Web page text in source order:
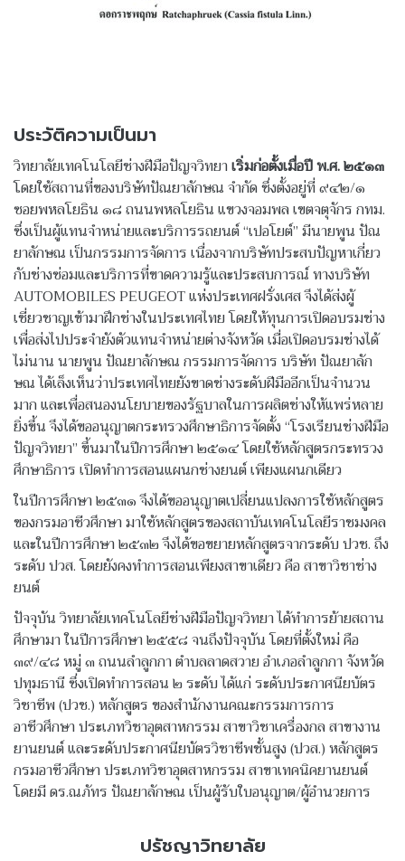
ประวัติความเป็นมา
วิทยาลัยเทคโนโลยีช่างฝีมือปัญจวิทยาเริ่มก่อตั้งเมื่อปี พ.ศ. ๒๕๑๓
โดยใช้สถานที่ของบริษัทปัณยาลักษณ จำกัด ซึ่งตั้งอยู่ที่ ๙๔๒/๑
ซอยพหลโยธิน ๑๘ ถนนพหลโยธิน แขวงจอมพล เขตจตุจักร กทม.
ซึ่งเป็นผู้แทนจำหน่ายและบริการรถยนต์ “เปอโยต์” มีนายพูน ปัณ
ยาลักษณ เป็นกรรมการจัดการ เนื่องจากบริษัทประสบปัญหาเกี่ยว
กับช่างซ่อมและบริการที่ขาดความรู้และประสบการณ์ ทางบริษัท
AUTOMOBILES PEUGEOT แห่งประเทศฝรั่งเศส จึงได้ส่งผู้
เชี่ยวชาญเข้ามาฝึกช่างในประเทศไทย โดยให้ทุนการเปิดอบรมช่าง
เพื่อส่งไปประจำยังตัวแทนจำหน่ายต่างจังหวัด เมื่อเปิดอบรมช่างได้
ไม่นาน นายพูน ปัณยาลักษณ กรรมการจัดการ บริษัท ปัณยาลัก
ษณ ได้เล็งเห็นว่าประเทศไทยยังขาดช่างระดับฝีมืออีกเป็นจำนวน
มาก และเพื่อสนองนโยบายของรัฐบาลในการผลิตช่างให้แพร่หลาย
ยิ่งขึ้น จึงได้ขออนุญาตกระทรวงศึกษาธิการจัดตั้ง “โรงเรียนช่างฝีมือ
ปัญจวิทยา” ขึ้นมาในปีการศึกษา ๒๕๑๔ โดยใช้หลักสูตรกระทรวง
ศึกษาธิการ เปิดทำการสอนแผนกช่างยนต์ เพียงแผนกเดียว
ในปีการศึกษา ๒๕๓๑ จึงได้ขออนุญาตเปลี่ยนแปลงการใช้หลักสูตร
ของกรมอาชีวศึกษา มาใช้หลักสูตรของสถาบันเทคโนโลยีราชมงคล
และในปีการศึกษา ๒๕๓๒ จึงได้ขอขยายหลักสูตรจากระดับ ปวช. ถึง
ระดับ ปวส. โดยยังคงทำการสอนเพียงสาขาเดียว คือ สาขาวิชาช่าง
ยนต์
ปัจจุบัน วิทยาลัยเทคโนโลยีช่างฝีมือปัญจวิทยา ได้ทำการย้ายสถาน
ศึกษามา ในปีการศึกษา ๒๕๕๘ จนถึงปัจจุบัน โดยที่ตั้งใหม่ คือ
๓๙/๔๘ หมู่ ๓ ถนนลำลูกกา ตำบลลาดสวาย อำเภอลำลูกกา จังหวัด
ปทุมธานี ซึ่งเปิดทำการสอน ๒ ระดับ ได้แก่ ระดับประกาศนียบัตร
วิชาชีพ (ปวช.) หลักสูตร ของสำนักงานคณะกรรมการการ
อาชีวศึกษา ประเภทวิชาอุตสาหกรรม สาขาวิชาเครื่องกล สาขางาน
ยานยนต์ และระดับประกาศนียบัตรวิชาชีพชั้นสูง (ปวส.) หลักสูตร
กรมอาชีวศึกษา ประเภทวิชาอุตสาหกรรม สาขาเทคนิคยานยนต์
โดยมี ดร.ณภัทร ปัณยาลักษณ เป็นผู้รับใบอนุญาต/ผู้อำนวยการ
ปรัชญาวิทยาลัย